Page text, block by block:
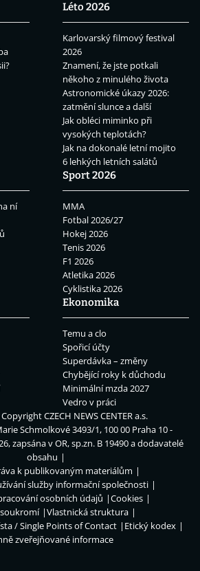
Léto 2026
Karlovarský filmový festival
2026
Znamení, že jste potkali
někoho z minulého života
Astronomické úkazy 2026:
zatmění slunce a další
Jak obléci miminko při
vysokých teplotách?
Jak na dokonalé letní mojito
6 lehkých letních salátů
ní
Sport 2026
MMA
Fotbal 2026/27
Hokej 2026
Tenis 2026
F1 2026
Atletika 2026
Cyklistika 2026
Ekonomika
Temu a clo
Spořicí účty
Superdávka – změny
Chybějící roky k důchodu
Minimální mzda 2027
Vedro v práci
CopyrightCZECH NEWS CENTER a.s.
Schmolkové 3493/1, 100 00 Praha 10 -
zapsána v OR, sp.zn. B 19490 a dodavatelé
obsahu
k publikovaným materiálům
služby informační společnosti
osobních údajů
Cookies
Vlastnická struktura
/ Single Points of Contact
Etický kodex
zveřejňované informace